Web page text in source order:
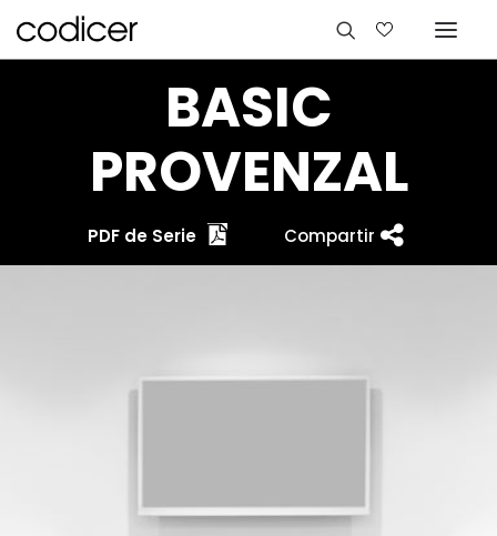
PDF de Serie
BASIC
PROVENZAL
Compartir